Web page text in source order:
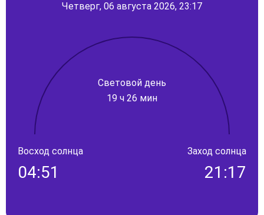
Четверг, 06 августа 2026, 23:17
Световой день
19 ч 26 мин
Восход солнца
04:51
Заход солнца
21:17